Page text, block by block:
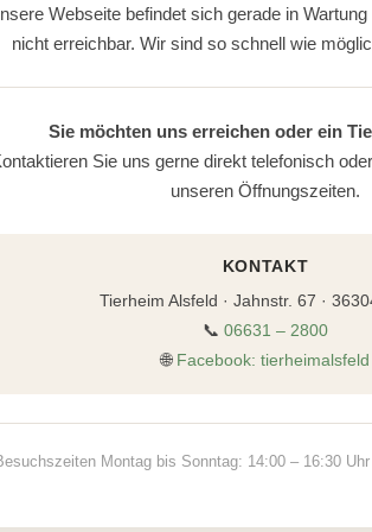
Webseite befindet sich gerade in
nicht erreichbar. Wir sind so schnell wie
Sie möchten uns erreichen oder ein
Sie uns gerne direkt telefonisch
unseren Öffnungszeiten.
KONTAKT
Tierheim Alsfeld · Jahnstr. 67 ·
📞 06631 – 2800
🌐 Facebook: tierheimalsfeld
Montag bis Sonntag: 14:00 – 16:30